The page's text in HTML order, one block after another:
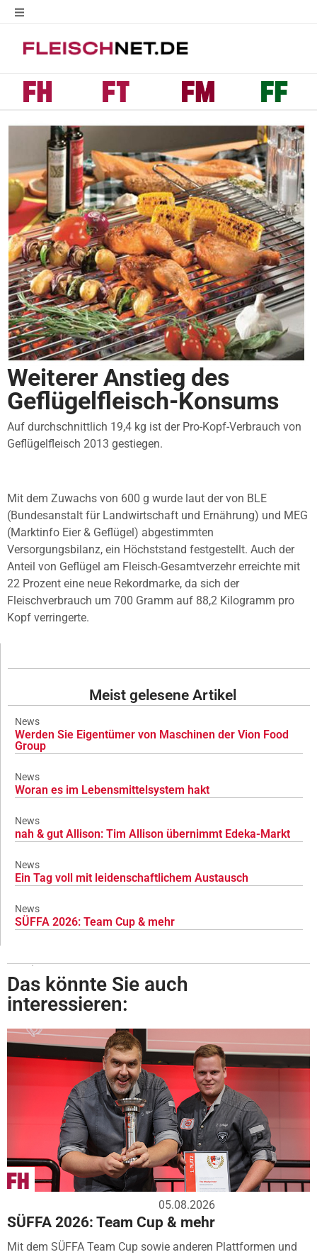
Weiterer Anstieg des
Geflügelfleisch-Konsums
Auf durchschnittlich 19,4 kg ist der Pro-Kopf-Verbrauch von
Geflügelfleisch 2013 gestiegen.
Mit dem Zuwachs von 600 g wurde laut der von BLE
(Bundesanstalt für Landwirtschaft und Ernährung) und MEG
(Marktinfo Eier & Geflügel) abgestimmten
Versorgungsbilanz, ein Höchststand festgestellt. Auch der
Anteil von Geflügel am Fleisch-Gesamtverzehr erreichte mit
22 Prozent eine neue Rekordmarke, da sich der
Fleischverbrauch um 700 Gramm auf 88,2 Kilogramm pro
Kopf verringerte.
Meist gelesene Artikel
News
Werden Sie Eigentümer von Maschinen der Vion Food
Group
News
Woran es im Lebensmittelsystem hakt
News
nah & gut Allison: Tim Allison übernimmt Edeka-Markt
News
Ein Tag voll mit leidenschaftlichem Austausch
News
SÜFFA 2026: Team Cup & mehr
Das könnte Sie auch
interessieren:
05.08.2026
SÜFFA 2026: Team Cup & mehr
Mit dem SÜFFA Team Cup sowie anderen Plattformen und